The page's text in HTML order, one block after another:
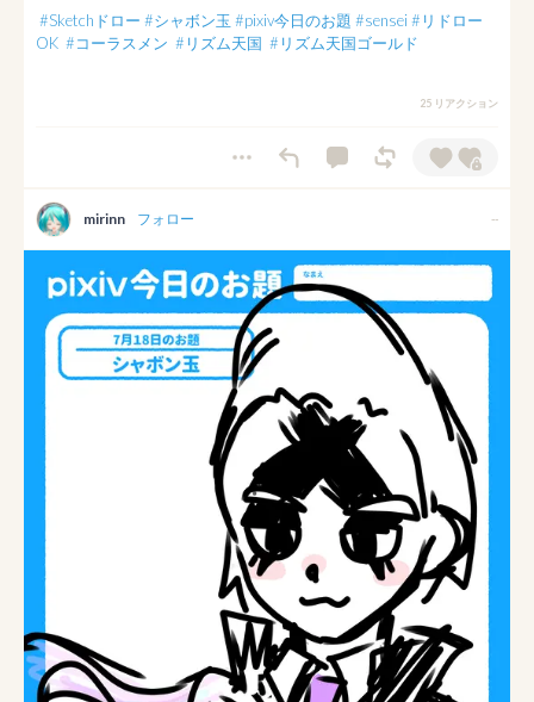
#Sketchドロー #シャボン玉 #pixiv今日のお題 #sensei #リドロー
OK #コーラスメン #リズム天国 #リズム天国ゴールド
25 リアクション
mirinn フォロー --